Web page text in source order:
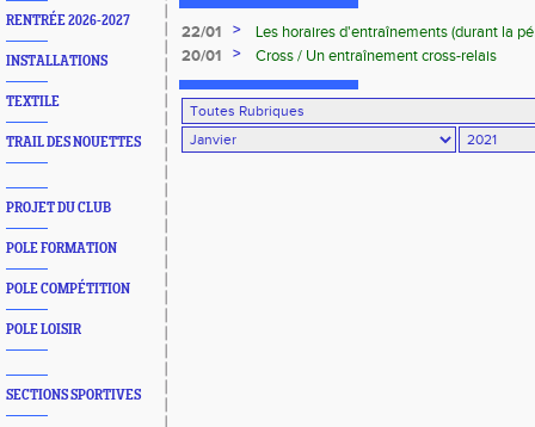
RENTRÉE 2026-2027
INSTALLATIONS
TEXTILE
TRAIL DES NOUETTES
PROJET DU CLUB
POLE FORMATION
POLE COMPÉTITION
POLE LOISIR
SECTIONS SPORTIVES
22/01 >
Les horaires d'entraînements (durant la
20/01
> Cross / Un entraînement cross-relais